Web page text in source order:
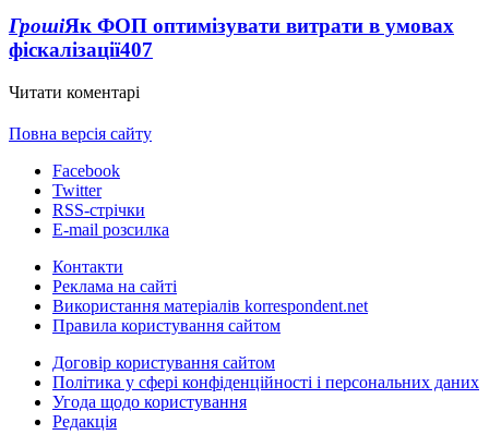
ГрошіЯк ФОП оптимізувати витрати в умовах
фіскалізації407
Читати коментарі
Повна версія сайту
Facebook
Twitter
RSS-стрічки
E-mail розсилка
Контакти
Реклама на сайті
Використання матеріалів korrespondent.net
Правила користування сайтом
Договір користування сайтом
Політика у сфері конфіденційності і персональних даних
Угода щодо користування
Редакція